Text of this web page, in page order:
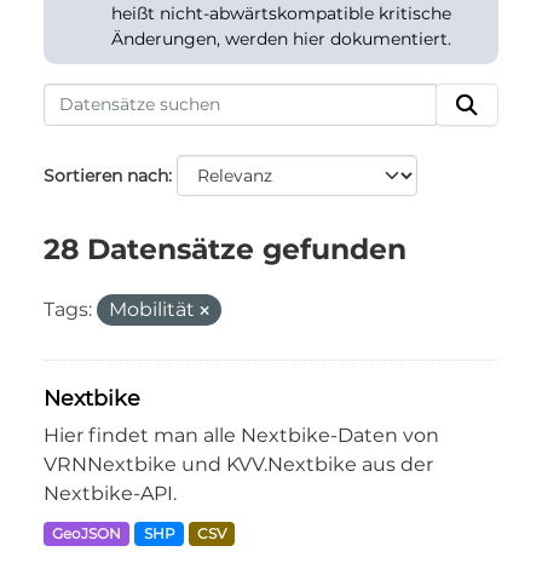
heißt nicht-abwärtskompatible kritische
Änderungen, werden hier dokumentiert.
Sortieren nach
28 Datensätze gefunden
Tags: Mobilität
Nextbike
Hier findet man alle Nextbike-Daten von
VRNNextbike und KVV.Nextbike aus der
Nextbike-API.
GeoJSON SHP CSV